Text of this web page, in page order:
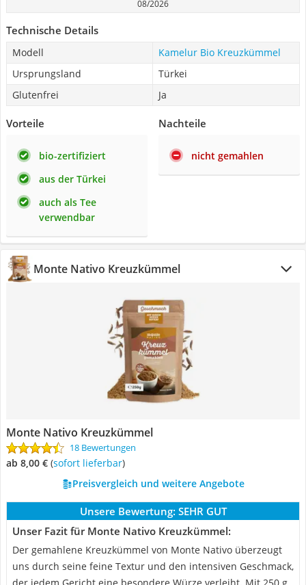
08/2026
Technische Details
Modell
Kamelur Bio Kreuzkümmel
Ursprungsland
Türkei
Glutenfrei
Ja
Vorteile
bio-zertifiziert
aus der Türkei
auch als Tee
verwendbar
Nachteile
nicht gemahlen
‎Monte Nativo Kreuzkümmel
‎Monte Nativo Kreuzkümmel
18 Bewertungen
ab 8,00 € ( Sofort lieferbar)
Preisvergleich und weitere Angebote
Unsere Bewertung: SEHR GUT
Unser Fazit für ‎Monte Nativo Kreuzkümmel:
Der gemahlene Kreuzkümmel von Monte Nativo überzeugt
uns durch seine feine Textur und den intensiven Geschmack,